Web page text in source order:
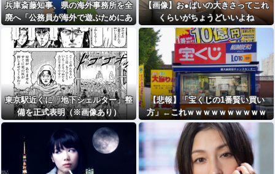
兵庫斎藤知事、県の海外事務所を全
廃へ「公務員が海外で遊ぶためにあ
るだけ」 [963243619]
【画像】お●ぱいの大きさってこれ
くらいがちょうどいいよね
東京駅近くに「地下シェルター」整
備を正式表明（※画像あり）
【悲報】「宝くじの1番賢い買い
方」←これｗｗｗｗｗｗｗｗｗｗ